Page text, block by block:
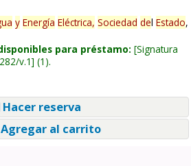
y Energía Eléctrica, Sociedad del Estado,
para préstamo: Signatura
v.1 (1).
Hacer reserva
al carrito